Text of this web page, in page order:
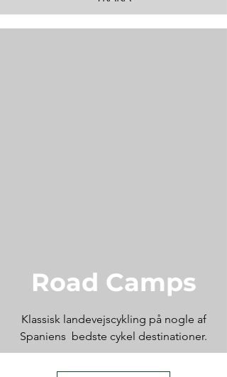
Road Camps
Klassisk landevejscykling på nogle af
Spaniens bedste cykel destinationer.